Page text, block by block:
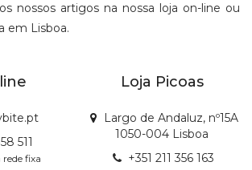
nossos artigos na nossa loja on-line ou
em Lisboa.
511
fixa
Loja Picoas
Largo de Andaluz, nº15A
1050-004 Lisboa
+351 211 356 163